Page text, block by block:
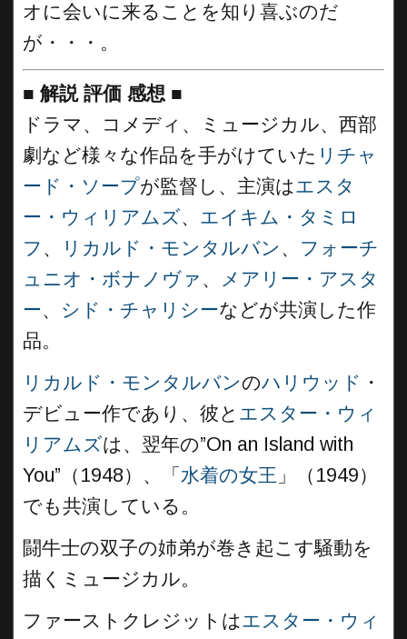
オに会いに来ることを知り喜ぶのだ
が・・・。
■ 解説 評価 感想 ■
ドラマ、コメディ、ミュージカル、西部
劇など様々な作品を手がけていた リチャ
ード・ソープが監督し、主演はエスタ
ー・ウィリアムズ、 エイキム・タミロ
フ 、 リカルド・モンタルバン 、 フォーチ
ュニオ・ボナノヴァ 、
メアリー・アスタ
ー、 シド・チャリシーなどが共演した作
品。
リカルド・モンタルバンのハリウッド ・
デビュー作であり、彼と エスター・ウィ
リアムズは、翌年の”On an Island with
You”（1948）、「 水着の女王 」（1949）
でも共演している。
闘牛士の双子の姉弟が巻き起こす騒動を
描くミュージカル。
ファーストクレジットはエスター・ウィ